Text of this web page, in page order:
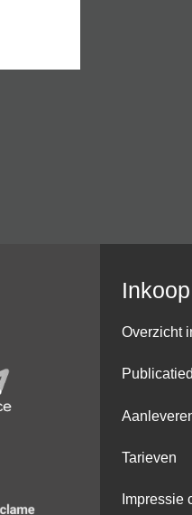
Inkoop
Overzicht
Tarieven
Impressie